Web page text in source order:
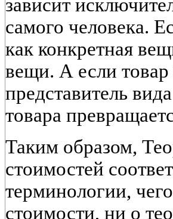
зависит
самого человека.
как конкретная
вещи. А если товар
представитель
товара
Таким образом,
стоимостей
терминологии,
стоимости, ни о